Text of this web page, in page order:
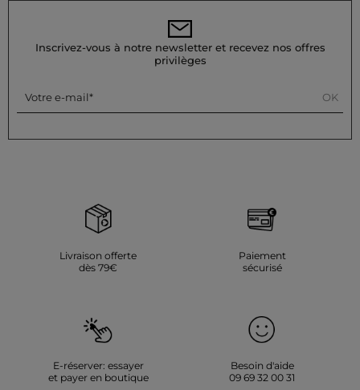
Inscrivez-vous à notre newsletter et recevez nos offres
privilèges
Votre e-mail OK
Livraison offerte
dès 79€
Paiement
sécurisé
E-réserver: essayer
et payer en boutique
Besoin d'aide
09 69 32 00 31